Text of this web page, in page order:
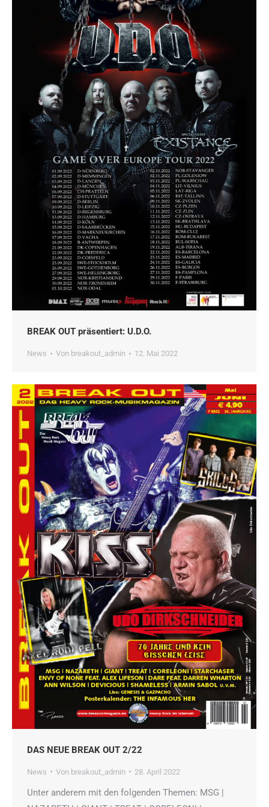
BREAK OUT präsentiert: U.D.O.
News Von breakout_admin 12. Mai 2022
DAS NEUE BREAK OUT 2/22
News Von breakout_admin 28. April 2022
Unter anderem mit den folgenden Themen: MSG |